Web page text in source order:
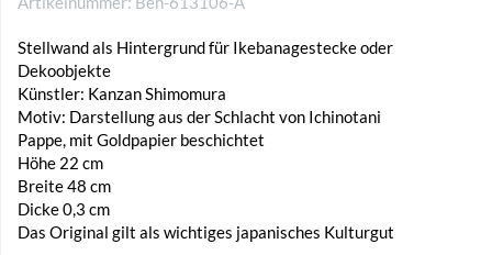
Stellwand als Hintergrund für Ikebanagestecke oder
Dekoobjekte
Künstler: Kanzan Shimomura
Motiv: Darstellung aus der Schlacht von Ichinotani
Pappe, mit Goldpapier beschichtet
Höhe 22 cm
Breite 48 cm
Dicke 0,3 cm
Das Original gilt als wichtiges japanisches Kulturgut